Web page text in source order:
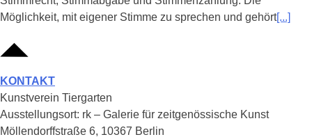
Möglichkeit, mit eigener Stimme zu sprechen und gehört[...]
KONTAKT
Kunstverein Tiergarten
Ausstellungsort: rk – Galerie für zeitgenössische Kunst
Möllendorffstraße 6, 10367 Berlin